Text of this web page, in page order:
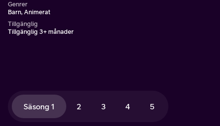
Genrer
Barn, Animerat
Tillgänglig
Tillgänglig 3+ månader
Säsong 1 2 3 4 5